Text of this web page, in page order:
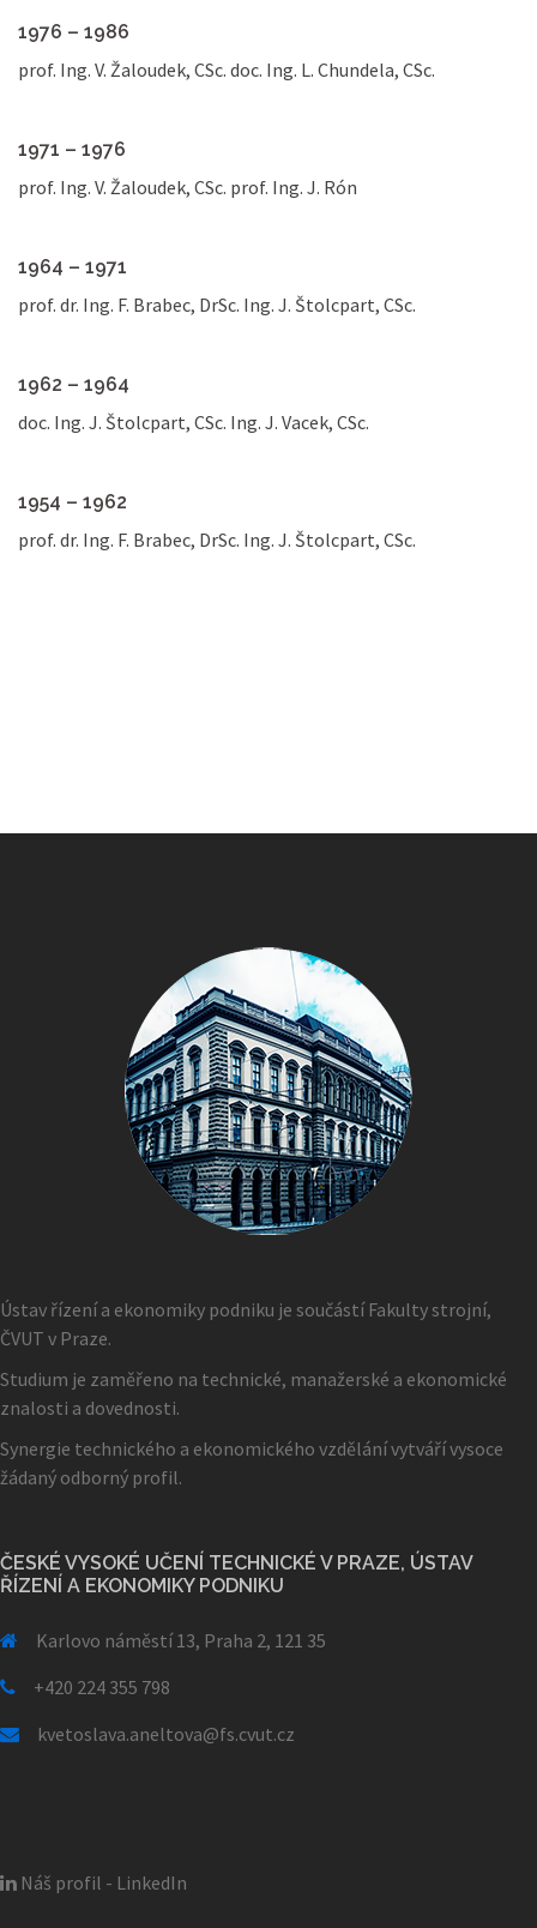
1976 – 1986
prof. Ing. V. Žaloudek, CSc. doc. Ing. L. Chundela, CSc.
1971 – 1976
prof. Ing. V. Žaloudek, CSc. prof. Ing. J. Rón
1964 – 1971
prof. dr. Ing. F. Brabec, DrSc. Ing. J. Štolcpart, CSc.
1962 – 1964
doc. Ing. J. Štolcpart, CSc. Ing. J. Vacek, CSc.
1954 – 1962
prof. dr. Ing. F. Brabec, DrSc. Ing. J. Štolcpart, CSc.
Ústav řízení a ekonomiky podniku je součástí Fakulty strojní,
ČVUT v Praze.
Studium je zaměřeno na technické, manažerské a ekonomické
znalosti a dovednosti.
Synergie technického a ekonomického vzdělání vytváří vysoce
žádaný odborný profil.
ČESKÉ VYSOKÉ UČENÍ TECHNICKÉ V PRAZE, ÚSTAV
ŘÍZENÍ A EKONOMIKY PODNIKU
Karlovo náměstí 13, Praha 2, 121 35
+420 224 355 798
kvetoslava.aneltova@fs.cvut.cz
Náš profil - LinkedIn